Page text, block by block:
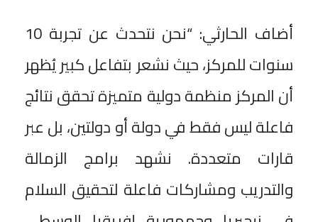
أضاف الحارثي: “نحن نتحدث عن تجربة 10
سنوات للمركز، حيث نشعر بتفاعل كبير يُظهر
أن المركز منظمة دولية متميزة تحقق نتائج
فاعلة ليس فقط في دولة أو دولتين، بل عبر
قارات متعددة. نشهد برامج الزمالة
والتدريب ومشاركات فاعلة لتحقيق السلام